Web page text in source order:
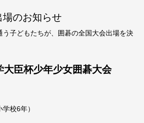
場のお知らせ
う子どもたちが、囲碁の全国大会出場を決
大臣杯少年少女囲碁大会
校6年）